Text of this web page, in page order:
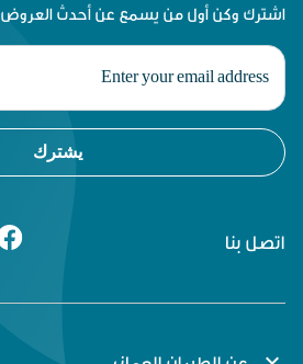
اشترك وكن أول من يسمع عن أحدث العروض
يشترك
اتصل بنا